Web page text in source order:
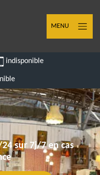
MENU
indisponible
sur 7j/7 en cas